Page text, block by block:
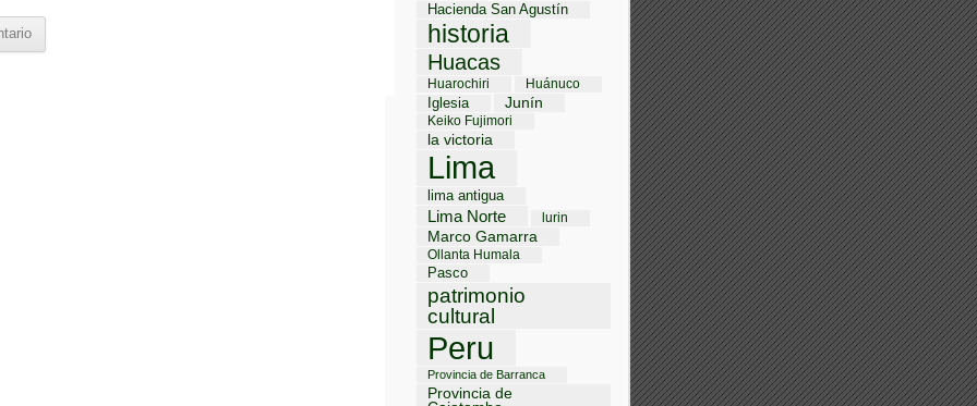
Hacienda San Agustín
historia
Huacas
Huarochiri Huánuco
Iglesia Junín
Keiko Fujimori
la victoria
Lima
lima antigua
Lima Norte lurin
Marco Gamarra
Ollanta Humala
Pasco
patrimonio
cultural
Peru
Provincia de Barranca
Provincia de